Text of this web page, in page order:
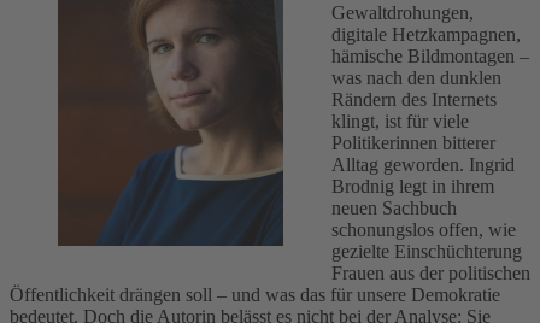
Gewaltdrohungen,
digitale Hetzkampagnen,
hämische Bildmontagen –
was nach den dunklen
Rändern des Internets
klingt, ist für viele
Politikerinnen bitterer
Alltag geworden. Ingrid
Brodnig legt in ihrem
neuen Sachbuch
schonungslos offen, wie
gezielte Einschüchterung
Frauen aus der politischen
Öffentlichkeit drängen soll – und was das für unsere Demokratie
bedeutet. Doch die Autorin belässt es nicht bei der Analyse: Sie